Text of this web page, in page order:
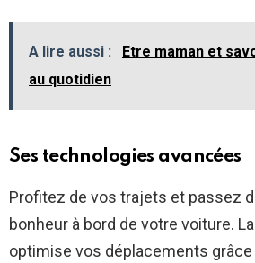
A lire aussi :
Etre maman et
au quotidien
Ses technologies avancées
Profitez de vos trajets et passez
bonheur à bord de votre voiture.
optimise vos déplacements